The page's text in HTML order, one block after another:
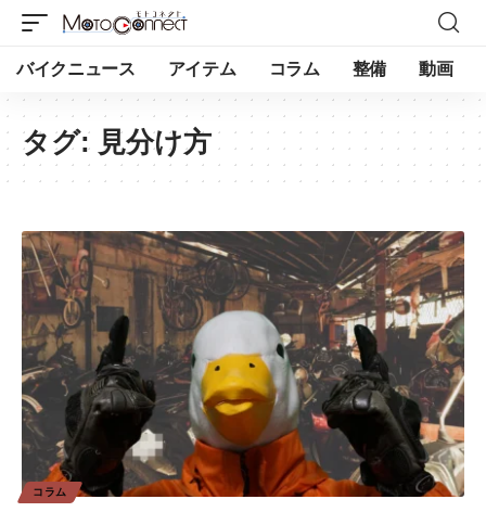
バイクニュース アイテム コラム 整備 動画
タグ: 見分け方
コラム